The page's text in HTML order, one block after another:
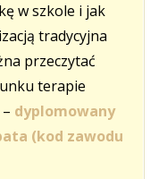
w szkole i jak
tradycyjna
przeczytać
terapie
dyplomowany
(kod zawodu